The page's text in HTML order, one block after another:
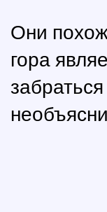
Они
гора